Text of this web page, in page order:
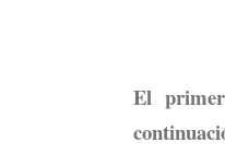
El